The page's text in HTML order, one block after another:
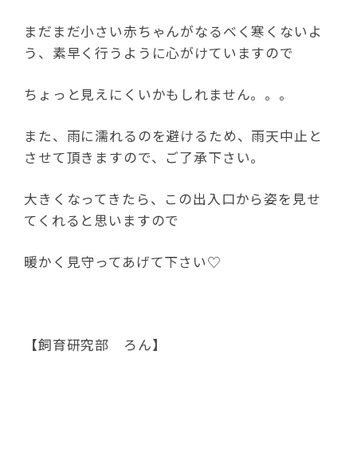
まだまだ小さい赤ちゃんがなるべく寒くないよ
う、素早く行うように心がけていますので
ちょっと見えにくいかもしれません。。。
また、雨に濡れるのを避けるため、雨天中止と
させて頂きますので、ご了承下さい。
大きくなってきたら、この出入口から姿を見せ
てくれると思いますので
暖かく見守ってあげて下さい♡
【飼育研究部 ろん】